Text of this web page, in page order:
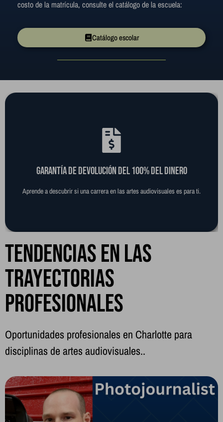
costo de la matrícula, consulte el catálogo de la escuela:
Catálogo escolar
Garantía de devolución del 100% del dinero
Aprende a descubrir si una carrera en las artes audiovisuales es para ti.
Educación sin condiciones
Respaldamos la calidad de los programas que ofrecemos.
Tendencias en las
trayectorias
profesionales
Oportunidades profesionales en Charlotte para
disciplinas de artes audiovisuales..